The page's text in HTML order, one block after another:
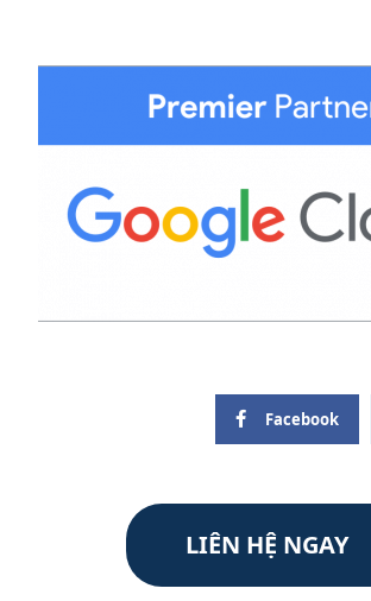
Facebook
LIÊN HỆ NGAY